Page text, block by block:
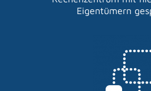
Eigentümern